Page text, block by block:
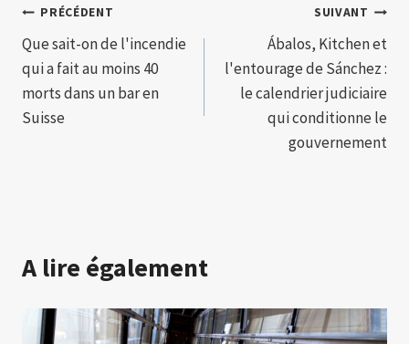
Navigation
de
l’article
PRÉCÉDENT
Que sait-on de l'incendie
qui a fait au moins 40
morts dans un bar en
Suisse
SUIVANT
Ábalos, Kitchen et
l'entourage de Sánchez :
le calendrier judiciaire
qui conditionne le
gouvernement
A lire également